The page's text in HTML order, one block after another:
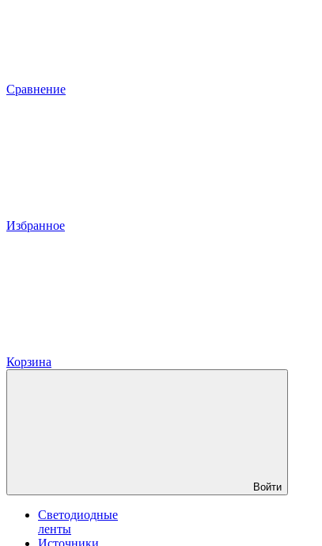
Сравнение
Избранное
Корзина
Войти
Светодиодные
ленты
Источники